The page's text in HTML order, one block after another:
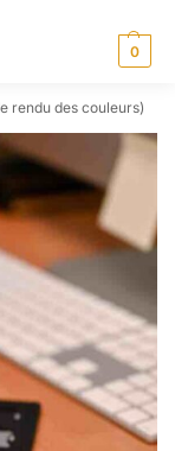
0
rendu des couleurs)